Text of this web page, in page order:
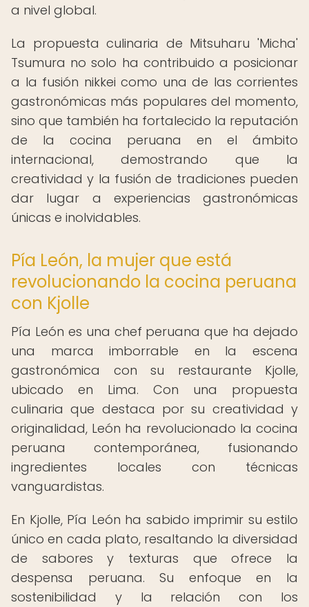
a nivel global.
La propuesta culinaria de Mitsuharu 'Micha'
Tsumura no solo ha contribuido a posicionar
a la fusión nikkei como una de las corrientes
gastronómicas más populares del momento,
sino que también ha fortalecido la reputación
de la cocina peruana en el ámbito
internacional, demostrando que la
creatividad y la fusión de tradiciones pueden
dar lugar a experiencias gastronómicas
únicas e inolvidables.
Pía León, la mujer que está
revolucionando la cocina peruana
con Kjolle
Pía León es una chef peruana que ha dejado
una marca imborrable en la escena
gastronómica con su restaurante Kjolle,
ubicado en Lima. Con una propuesta
culinaria que destaca por su creatividad y
originalidad, León ha revolucionado la cocina
peruana contemporánea, fusionando
ingredientes locales con técnicas
vanguardistas.
En Kjolle, Pía León ha sabido imprimir su estilo
único en cada plato, resaltando la diversidad
de sabores y texturas que ofrece la
despensa peruana. Su enfoque en la
sostenibilidad y la relación con los